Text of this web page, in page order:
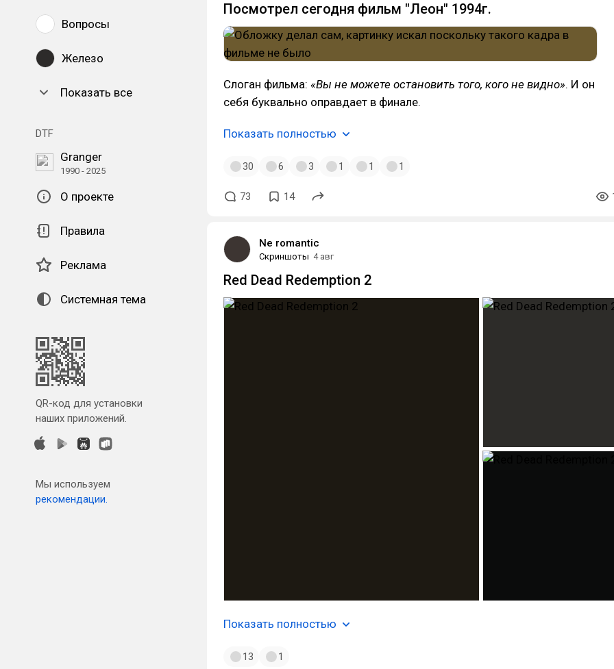
Вопросы
Железо
Показать все
DTF
Granger
1990 - 2025
О проекте
Правила
Реклама
Системная тема
QR-код для установки
наших приложений.
Мы используем
рекомендации.
Посмотрел сегодня фильм "Леон" 1994г.
Слоган фильма: «Вы не можете остановить того, кого не видно». И он
себя буквально оправдает в финале.
Показать полностью
30 6 3 1 1 1
73 14
Ne romantic
Скриншоты 4 авг
Red Dead Redemption 2
Показать полностью
13 1